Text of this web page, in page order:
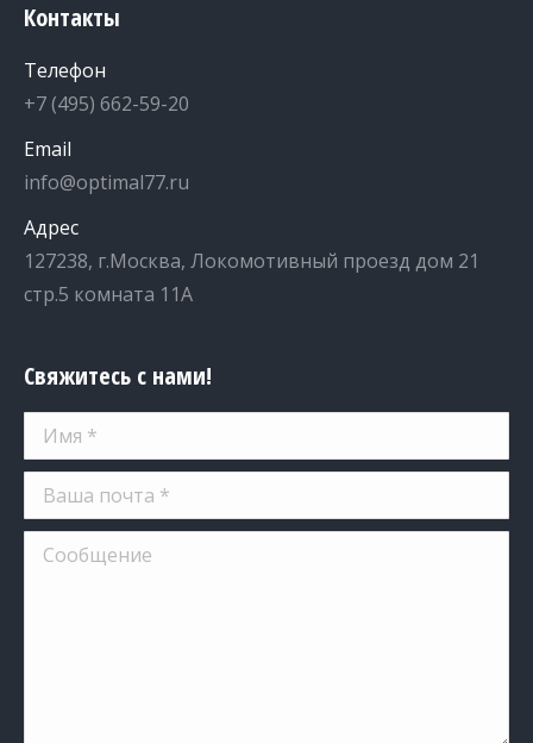
Контакты
Телефон
+7 (495) 662-59-20
Email
info@optimal77.ru
Адрес
127238, г.Москва, Локомотивный проезд дом 21
стр.5 комната 11А
Свяжитесь с нами!
Имя *
Ваша почта *
Сообщение